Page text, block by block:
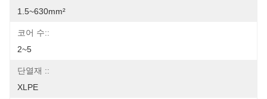
1.5~630mm²
코어 수::
2~5
단열재 ::
XLPE